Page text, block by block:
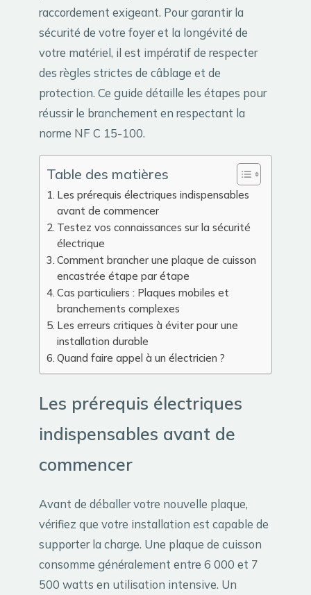
raccordement exigeant. Pour garantir la
sécurité de votre foyer et la longévité de
votre matériel, il est impératif de respecter
des règles strictes de câblage et de
protection. Ce guide détaille les étapes pour
réussir le branchement en respectant la
norme NF C 15-100.
Table des matières
Les prérequis électriques indispensables
avant de commencer
Testez vos connaissances sur la sécurité
électrique
Comment brancher une plaque de cuisson
encastrée étape par étape
Cas particuliers : Plaques mobiles et
branchements complexes
Les erreurs critiques à éviter pour une
installation durable
Quand faire appel à un électricien ?
Les prérequis électriques
indispensables avant de
commencer
Avant de déballer votre nouvelle plaque,
vérifiez que votre installation est capable de
supporter la charge. Une plaque de cuisson
consomme généralement entre 6 000 et 7
500 watts en utilisation intensive. Un